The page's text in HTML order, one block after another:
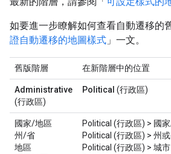
如要進一步瞭解如何查看自動遷移的
證自動遷移的地圖樣式 」一文。
舊版階層 在新階層中的位置
Administrative
(行政區)
Political (行政區)
國家/地區
州/省
地區
Political (行政區) > 國
Political (行政區) > 州
Political (行政區) > 城市